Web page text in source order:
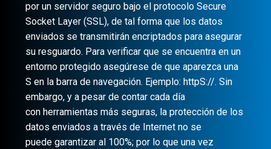
por un servidor seguro bajo el protocolo Secure
Socket Layer (SSL), de tal forma que los datos
enviados se transmitirán encriptados para asegurar
su resguardo. Para verificar que se encuentra en un
entorno protegido asegúrese de que aparezca una
S en la barra de navegación. Ejemplo: httpS://. Sin
embargo, y a pesar de contar cada día
con herramientas más seguras, la protección de los
datos enviados a través de Internet no se
puede garantizar al 100%; por lo que una vez